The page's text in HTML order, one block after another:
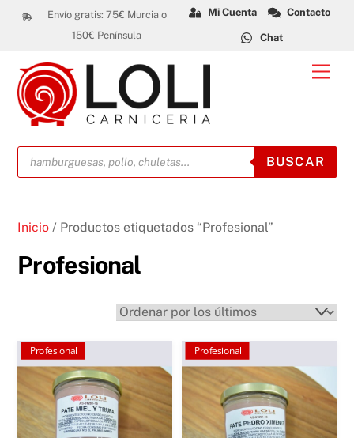
Skip
Envío gratis: 75€ Murcia o
150€ Península
Mi Cuenta Contacto
Chat
Búsqueda
de
productos
BUSCAR
Inicio / Productos etiquetados “Profesional”
Profesional
Profesional Profesional